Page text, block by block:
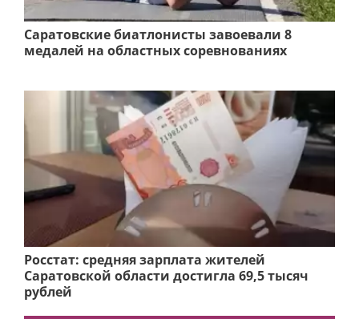
Саратовские биатлонисты завоевали 8
медалей на областных соревнованиях
Росстат: средняя зарплата жителей
Саратовской области достигла 69,5 тысяч
рублей